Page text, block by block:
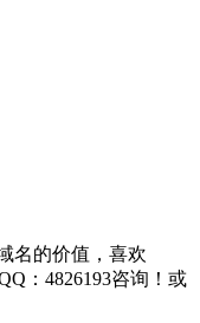
名的价值，喜欢
：4826193咨询！或